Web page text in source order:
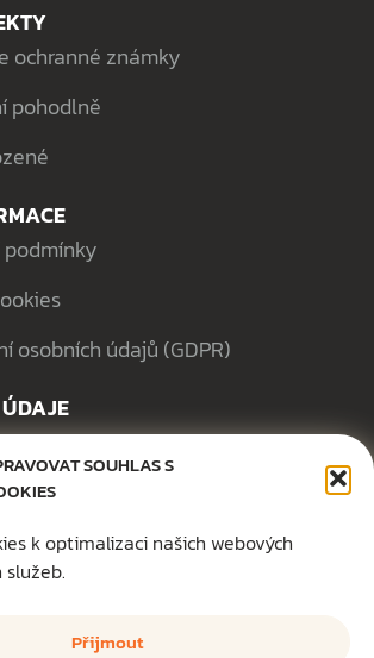
SOUHLAS S
k optimalizaci našich webových
Přijmout
ochranné známky
pohodlně
podmínky
osobních údajů (GDPR)
144
16, 301 00 Plzeň